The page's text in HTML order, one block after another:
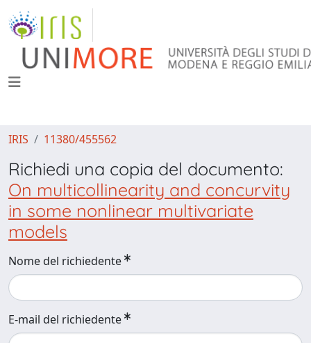
IRIS 11380/455562
Richiedi una copia del documento:
On multicollinearity and concurvity
in some nonlinear multivariate
models
Nome del richiedente
E-mail del richiedente